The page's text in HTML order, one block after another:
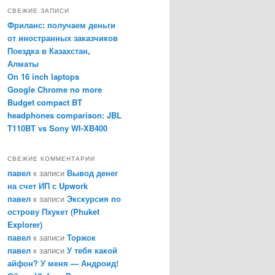
с
СВЕЖИЕ ЗАПИСИ
Фриланс: получаем деньги
от иностранных заказчиков
Поездка в Казахстан,
Алматы
On 16 inch laptops
Google Chrome no more
Budget compact BT
headphones comparison: JBL
T110BT vs Sony WI-XB400
СВЕЖИЕ КОММЕНТАРИИ
павел к записи Вывод денег
на счет ИП с Upwork
павел к записи Экскурсия по
острову Пхукет (Phuket
Explorer)
павел к записи Торжок
павел к записи У тебя какой
айфон? У меня — Андроид!